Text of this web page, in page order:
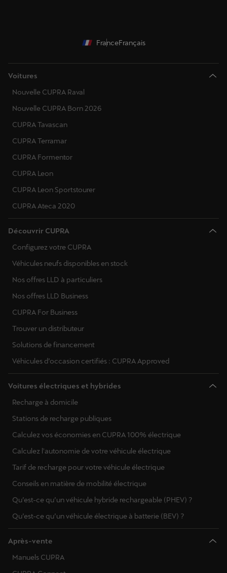
FranceFrançais
Voitures
Nouvelle CUPRA Raval
Nouvelle CUPRA Born 2026
CUPRA Tavascan
CUPRA Terramar
CUPRA Formentor
CUPRA Leon
CUPRA Leon Sportstourer
CUPRA Ateca 2020
Découvrir CUPRA
Configurez votre CUPRA
Véhicules neufs disponibles en stock
Nos offres LLD à particuliers
Nos offres LLD Business
CUPRA For Business
Trouver un distributeur
Solutions de financement
Véhicules d’occasion certifiés : CUPRA Approved
Voitures électriques et hybrides
Recharge à domicile
Stations de recharge publiques
Calculez vos économies en CUPRA 100% électrique
Calculez l'autonomie de votre véhicule électrique
Tarif de recharge pour votre véhicule électrique
Conseils en matière de mobilité électrique
Qu’est-ce qu’un véhicule hybride rechargeable (PHEV) ?
Qu’est-ce qu’un véhicule électrique à batterie (BEV) ?
Après-vente
Manuels CUPRA